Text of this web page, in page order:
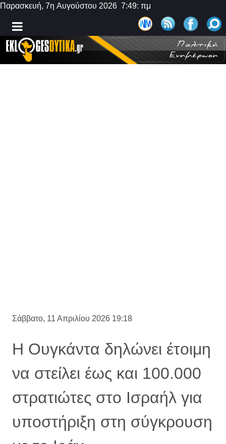
Παρασκευή, 7η Αυγούστου 2026 7:49: πμ
Σάββατο, 11 Απριλίου 2026 19:18
Η Ουγκάντα δηλώνει έτοιμη
να στείλει έως και 100.000
στρατιώτες στο Ισραήλ για
υποστήριξη στη σύγκρουση